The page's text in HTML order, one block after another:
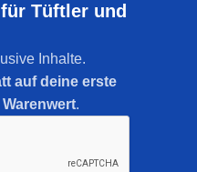
Tüftler und
Inhalte.
auf deine erste
.